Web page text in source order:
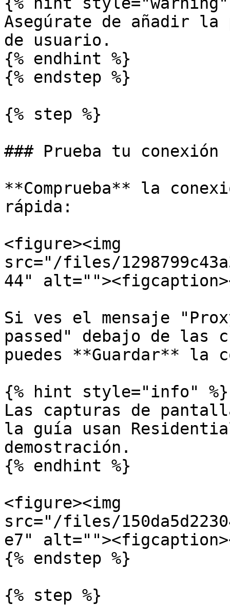
Asegúrate de añadir
de usuario.
{% endhint %}
{% endstep %}
{% step %}
### Prueba tu conexión
**Comprueba** la
rápida:
<figure><img
src="/files/
44"
Si ves el mensaje
passed" debajo de las
puedes **Guardar** la
{% hint style="info" %}
Las capturas de
la guía usan
demostración.
{% endhint %}
<figure><img
src="/files/
e7"
{% endstep %}
{% step %}